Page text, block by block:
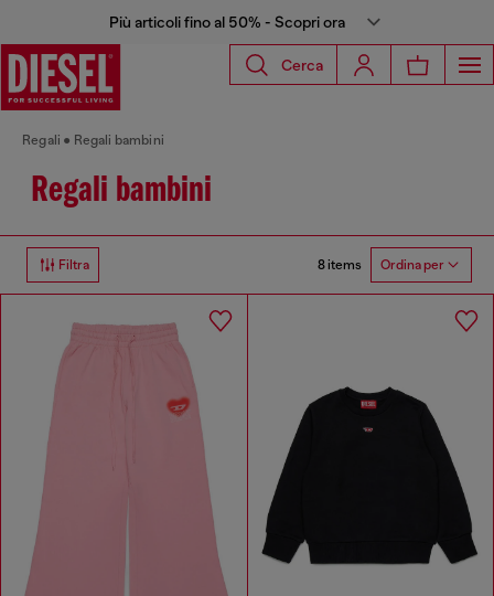
Più articoli fino al 50% - Scopri ora
Cerca
Regali Regali bambini
Regali bambini
Filtra 8 items Ordina per